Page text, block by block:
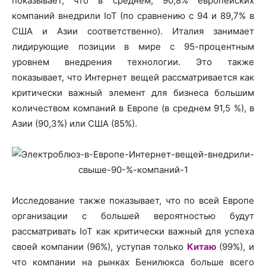
компаний внедрили IoT (по сравнению с 94 и 89,7% в
США и Азии соответственно). Италия занимает
лидирующие позиции в мире с 95-процентным
уровнем внедрения технологии. Это также
показывает, что Интернет вещей рассматривается как
критически важный элемент для бизнеса большим
количеством компаний в Европе (в среднем 91,5 %), в
Азии (90,3%) или США (85%).
Исследование также показывает, что по всей Европе
организации с большей вероятностью будут
рассматривать IoT как критически важный для успеха
своей компании (96%), уступая только Китаю(99%), и
что компании на рынках Бенилюкса больше всего